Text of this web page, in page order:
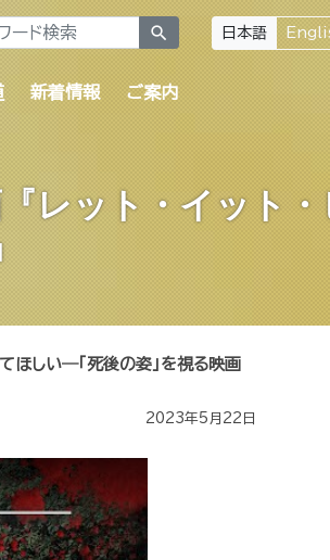
search 日本語
新着情報 ご案内
レット・イット・
ほしい―「死後の姿」を視る映画
2023年5月22日